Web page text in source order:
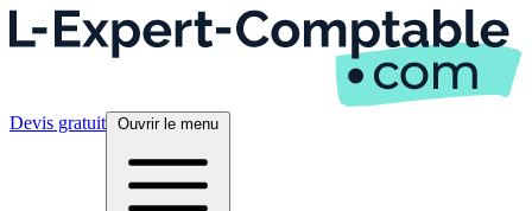
Devis gratuit Ouvrir le menu